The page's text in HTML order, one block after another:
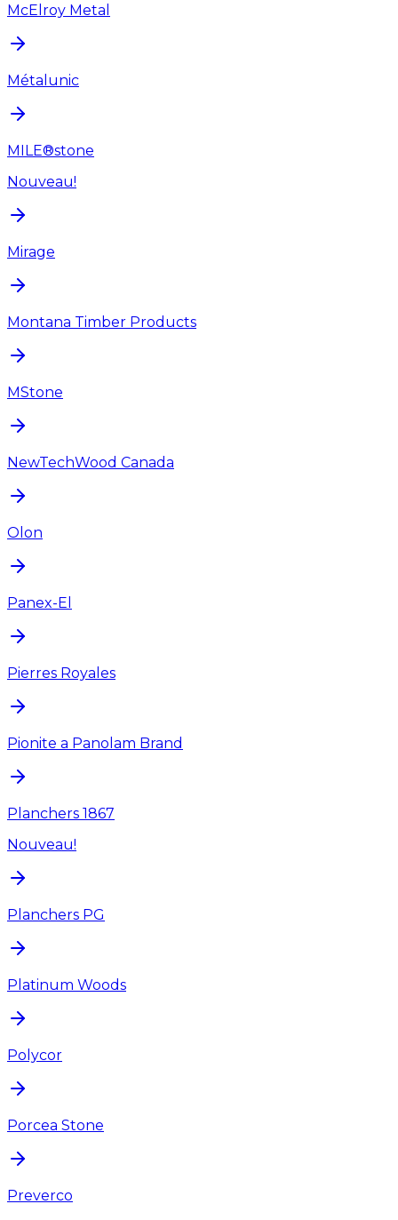
McElroy Metal
Métalunic
MILE®stone
Nouveau!
Mirage
Montana Timber Products
MStone
NewTechWood Canada
Olon
Panex-El
Pierres Royales
Pionite a Panolam Brand
Planchers 1867
Nouveau!
Planchers PG
Platinum Woods
Polycor
Porcea Stone
Preverco